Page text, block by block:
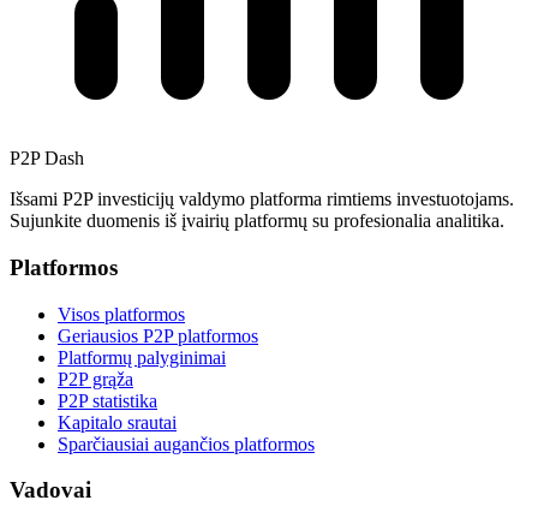
P2P Dash
Išsami P2P investicijų valdymo platforma rimtiems investuotojams.
Sujunkite duomenis iš įvairių platformų su profesionalia analitika.
Platformos
Visos platformos
Geriausios P2P platformos
Platformų palyginimai
P2P grąža
P2P statistika
Kapitalo srautai
Sparčiausiai augančios platformos
Vadovai